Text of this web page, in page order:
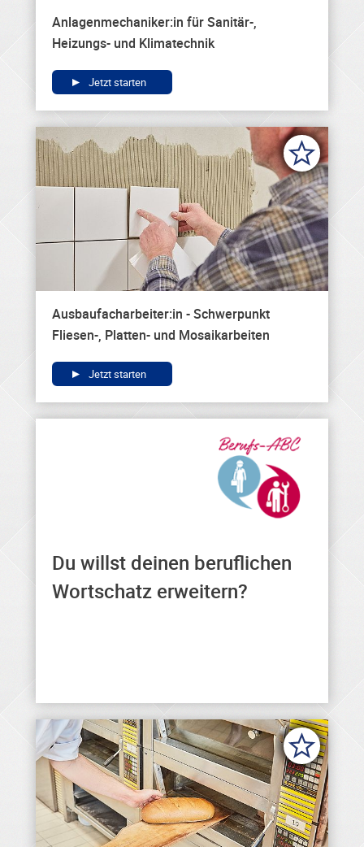
Anlagenmechaniker:in für Sanitär-,
Heizungs- und Klimatechnik
Jetzt starten
Ausbaufacharbeiter:in - Schwerpunkt
Fliesen-, Platten- und Mosaikarbeiten
Jetzt starten
Du willst deinen beruflichen
Wortschatz erweitern?
Hier findest du allgemeine und
berufliche Formulierungen in